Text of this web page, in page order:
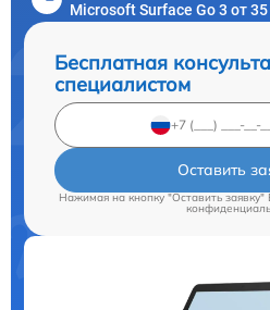
Microsoft Surface Go 3 от
Бесплатная
специалистом
Оставить
Нажимая на кнопку "Оставить